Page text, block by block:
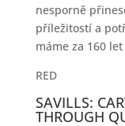
nesporně
příležitostí a
máme za 160
RED
SAVILLS:
THROUGH